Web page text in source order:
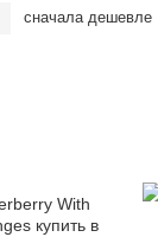
сначала дешевле